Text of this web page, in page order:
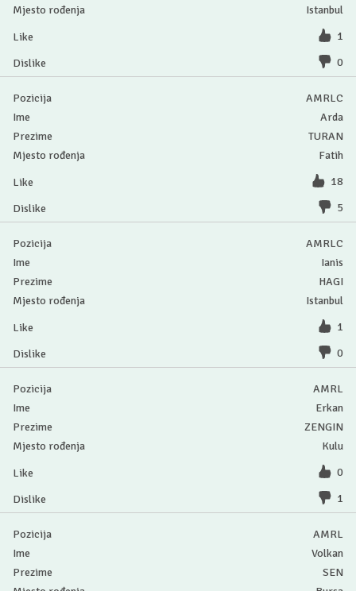
Istanbul
1
0
AMRLC
Arda
TURAN
Fatih
18
5
AMRLC
Ianis
HAGI
Istanbul
1
0
AMRL
Erkan
ZENGIN
Kulu
0
1
AMRL
Volkan
SEN